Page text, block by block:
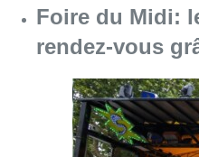
Foire du Midi:
rendez-vous